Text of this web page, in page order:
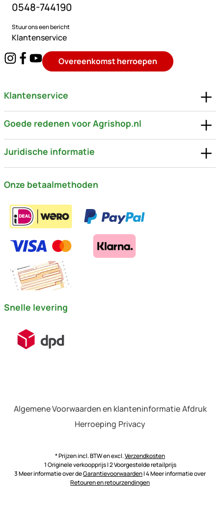
0548-744190
Stuur ons een bericht
Klantenservice
Overeenkomst herroepen
Klantenservice
Goede redenen voor Agrishop.nl
Juridische informatie
Onze betaalmethoden
Snelle levering
Algemene Voorwaarden en klanteninformatie Afdruk
Herroeping Privacy
* Prijzen incl. BTW en excl.Verzendkosten
1 Originele verkoopprijs | 2 Voorgestelde retailprijs
3 Meer informatie over deGarantievoorwaarden| 4 Meer informatie over
Retouren en retourzendingen